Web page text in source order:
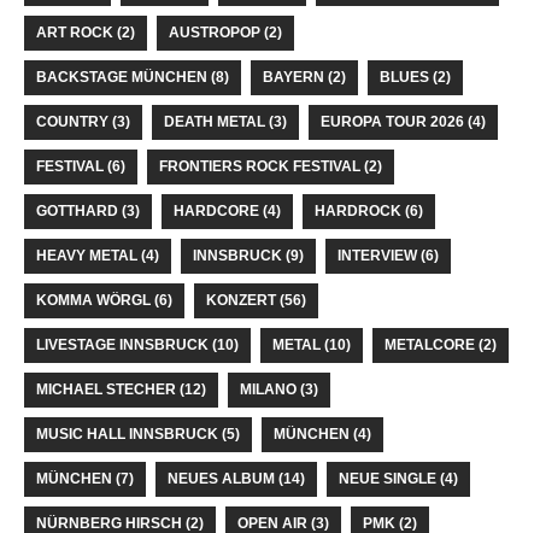
ART ROCK (2) AUSTROPOP (2)
BACKSTAGE MÜNCHEN (8) BAYERN (2) BLUES (2)
COUNTRY (3) DEATH METAL (3) EUROPA TOUR 2026 (4)
FESTIVAL (6) FRONTIERS ROCK FESTIVAL (2)
GOTTHARD (3) HARDCORE (4) HARDROCK (6)
HEAVY METAL (4) INNSBRUCK (9) INTERVIEW(6)
KOMMA WÖRGL (6) KONZERT(56)
LIVESTAGE INNSBRUCK (10) METAL (10) METALCORE (2)
MICHAEL STECHER (12) MILANO (3)
MUSIC HALL INNSBRUCK (5) MÜNCHEN (4)
MÜNCHEN (7) NEUES ALBUM (14) NEUE SINGLE (4)
NÜRNBERG HIRSCH (2) OPEN AIR (3) PMK (2)